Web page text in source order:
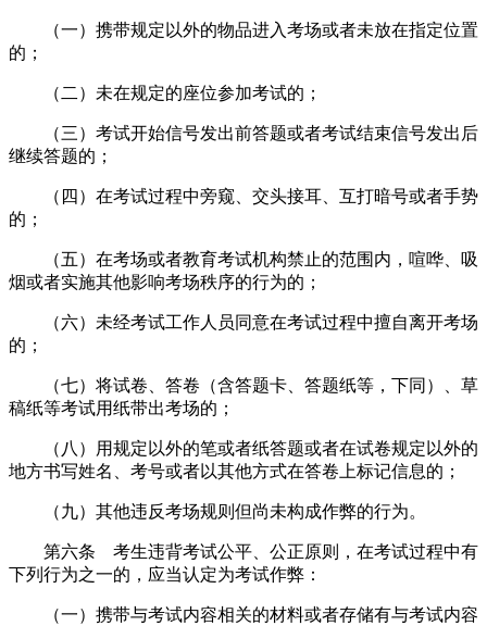
（一）携带规定以外的物品进入考场或者未放在指定位置
的；
（二）未在规定的座位参加考试的；
（三）考试开始信号发出前答题或者考试结束信号发出后
继续答题的；
（四）在考试过程中旁窥、交头接耳、互打暗号或者手势
的；
（五）在考场或者教育考试机构禁止的范围内，喧哗、吸
烟或者实施其他影响考场秩序的行为的；
（六）未经考试工作人员同意在考试过程中擅自离开考场
的；
（七）将试卷、答卷（含答题卡、答题纸等，下同）、草
稿纸等考试用纸带出考场的；
（八）用规定以外的笔或者纸答题或者在试卷规定以外的
地方书写姓名、考号或者以其他方式在答卷上标记信息的；
（九）其他违反考场规则但尚未构成作弊的行为。
第六条 考生违背考试公平、公正原则，在考试过程中有
下列行为之一的，应当认定为考试作弊：
（一）携带与考试内容相关的材料或者存储有与考试内容